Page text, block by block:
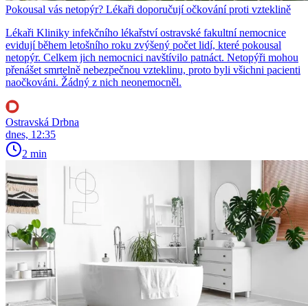
Pokousal vás netopýr? Lékaři doporučují očkování proti vzteklině
Lékaři Kliniky infekčního lékařství ostravské fakultní nemocnice
evidují během letošního roku zvýšený počet lidí, které pokousal
netopýr. Celkem jich nemocnici navštívilo patnáct. Netopýři mohou
přenášet smrtelně nebezpečnou vzteklinu, proto byli všichni pacienti
naočkováni. Žádný z nich neonemocněl.
Ostravská Drbna
dnes, 12:35
2 min